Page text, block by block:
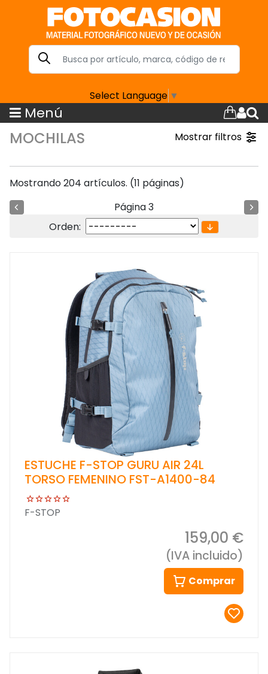
Select Language ▼
Menú
MOCHILAS Mostrar filtros
Mostrando 204 artículos. (11 páginas)
Página 3
Orden:
ESTUCHE F-STOP GURU AIR 24L
TORSO FEMENINO FST-A1400-84
F-STOP
159,00 €
(IVA incluido)
Comprar